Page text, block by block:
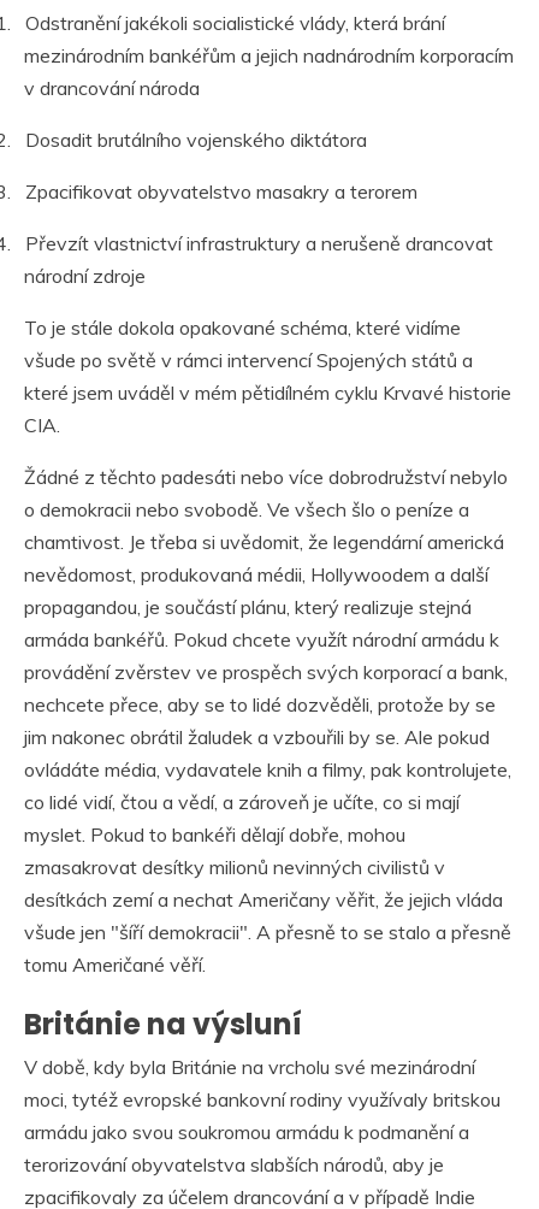
Odstranění jakékoli socialistické vlády, která brání
mezinárodním bankéřům a jejich nadnárodním korporacím
v drancování národa
Dosadit brutálního vojenského diktátora
Zpacifikovat obyvatelstvo masakry a terorem
Převzít vlastnictví infrastruktury a nerušeně drancovat
národní zdroje
To je stále dokola opakované schéma, které vidíme
všude po světě v rámci intervencí Spojených států a
které jsem uváděl v mém pětidílném cyklu Krvavé historie
CIA.
Žádné z těchto padesáti nebo více dobrodružství nebylo
o demokracii nebo svobodě. Ve všech šlo o peníze a
chamtivost. Je třeba si uvědomit, že legendární americká
nevědomost, produkovaná médii, Hollywoodem a další
propagandou, je součástí plánu, který realizuje stejná
armáda bankéřů. Pokud chcete využít národní armádu k
provádění zvěrstev ve prospěch svých korporací a bank,
nechcete přece, aby se to lidé dozvěděli, protože by se
jim nakonec obrátil žaludek a vzbouřili by se. Ale pokud
ovládáte média, vydavatele knih a filmy, pak kontrolujete,
co lidé vidí, čtou a vědí, a zároveň je učíte, co si mají
myslet. Pokud to bankéři dělají dobře, mohou
zmasakrovat desítky milionů nevinných civilistů v
desítkách zemí a nechat Američany věřit, že jejich vláda
všude jen "šíří demokracii". A přesně to se stalo a přesně
tomu Američané věří.
Británie na výsluní
V době, kdy byla Británie na vrcholu své mezinárodní
moci, tytéž evropské bankovní rodiny využívaly britskou
armádu jako svou soukromou armádu k podmanění a
terorizování obyvatelstva slabších národů, aby je
zpacifikovaly za účelem drancování a v případě Indie